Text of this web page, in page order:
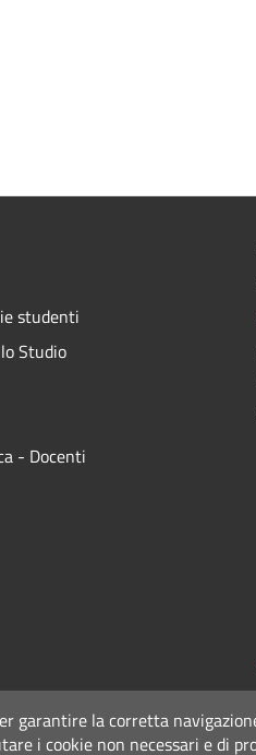
studenti
Studio
- Docenti
garantire la corretta
i cookie non necessari e di